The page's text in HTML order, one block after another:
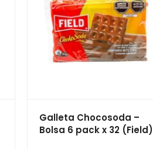
Galleta Chocosoda –
Bolsa 6 pack x 32 (Field)